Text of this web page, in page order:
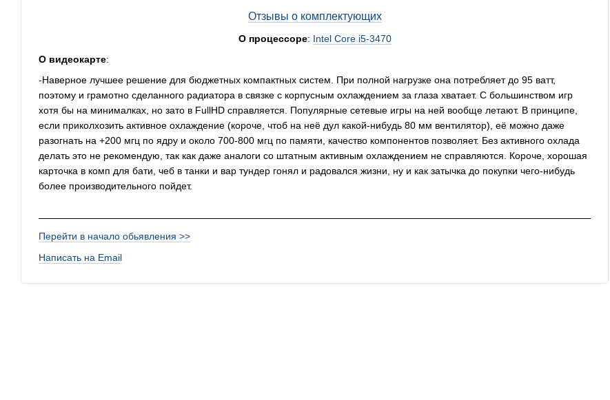
Отзывы о комплектующих
О процессоре: Intel Core i5-3470
О видеокарте:
-Наверное лучшее решение для бюджетных компактных систем. При полной нагрузке она потребляет до 95 ватт,
поэтому и грамотно сделанного радиатора в связке с корпусным охлаждением за глаза хватает. С большинством игр
хотя бы на минималках, но зато в FullHD справляется. Популярные сетевые игры на ней вообще летают. В принципе,
если приколхозить активное охлаждение (короче, чтоб на неё дул какой-нибудь 80 мм вентилятор), её можно даже
разогнать на +200 мгц по ядру и около 700-800 мгц по памяти, качество компонентов позволяет. Без активного охлада
делать это не рекомендую, так как даже аналоги со штатным активным охлаждением не справляются. Короче, хорошая
карточка в комп для бати, чеб в танки и вар тундер гонял и радовался жизни, ну и как затычка до покупки чего-нибудь
более производительного пойдет.
Перейти в начало обьявления >>
Написать на Email